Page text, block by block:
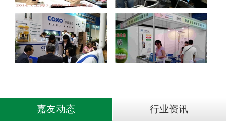
嘉友动态 行业资讯